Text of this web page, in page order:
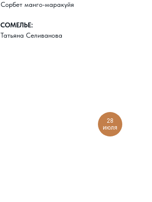
Сорбет манго-маракуйя
СОМЕЛЬЕ:
Татьяна Селиванова
28
июля